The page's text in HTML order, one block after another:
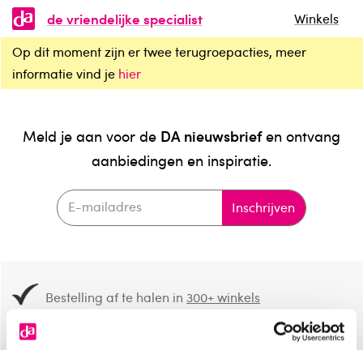
de vriendelijke specialist
Winkels
Op dit moment zijn er twee terugroepacties, meer
informatie vind je hier
Meld je aan voor de DA nieuwsbriefen ontvang
aanbiedingen en inspiratie.
Inschrijven
Bestelling af te halen in300+ winkels